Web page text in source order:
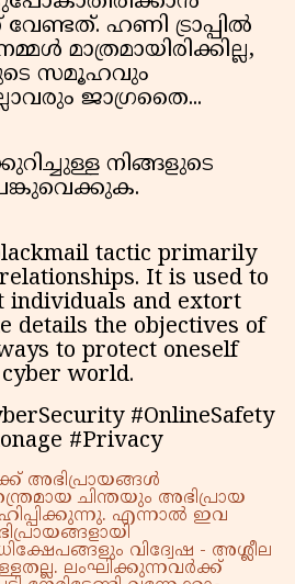
ഹണി ട്രാപ്പിൽ
മാത്രമായിരിക്കില്ല,
സമൂഹവും
ജാഗ്രതൈ...
നിങ്ങളുടെ
tactic primarily
It is used to
individuals and extort
details the objectives of
to protect oneself
world.
#OnlineSafety
#Privacy
അഭിപ്രായങ്ങൾ
ചിന്തയും അഭിപ്രായ
എന്നാൽ ഇവ
വിദ്വേഷ - അശ്ലീല
ലംഘിക്കുന്നവർക്ക്